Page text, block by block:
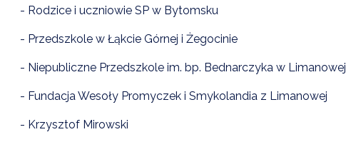
- Rodzice i uczniowie SP w Bytomsku
- Przedszkole w Łąkcie Górnej i Żegocinie
- Niepubliczne Przedszkole im. bp. Bednarczyka w Limanowej
- Fundacja Wesoły Promyczek i Smykolandia z Limanowej
- Krzysztof Mirowski